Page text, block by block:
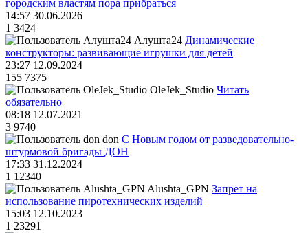
городским властям пора прибраться
14:57 30.06.2026
1 3424
Алушта24 Динамические
конструкторы: развивающие игрушки для детей
23:27 12.09.2024
155 7375
OleJek_Studio Читать
обязательно
08:18 12.07.2021
3 9740
don С Новым годом от разведовательно-
штурмовой бригады ДОН
17:33 31.12.2024
1 12340
Alushta_GPN Запрет на
использование пиротехнических изделий
15:03 12.10.2023
1 23291